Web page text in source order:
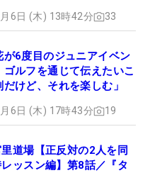
6日 (木) 13時42分 33
が6度目のジュニアイベン
ルフを通じて伝えたいこ
だけど、それを楽しむ」
6日 (木) 17時43分 19
道場【正反対の2人を同
レッスン編】第8話／『タ